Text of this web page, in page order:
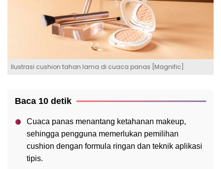
Ilustrasi cushion tahan lama di cuaca panas [Magnific]
Baca 10 detik
Cuaca panas menantang ketahanan makeup,
sehingga pengguna memerlukan pemilihan
cushion dengan formula ringan dan teknik aplikasi
tipis.